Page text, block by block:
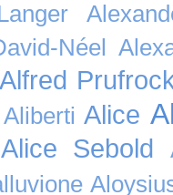
Néel
Alfred
Aliberti Alice
Alice Sebold